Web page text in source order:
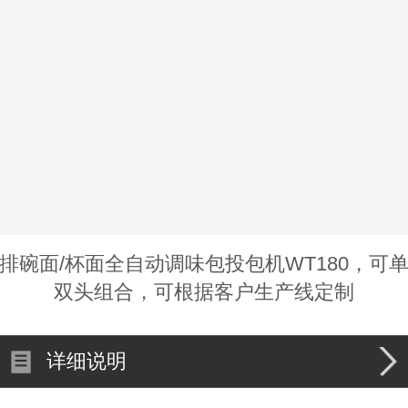
碗面/杯面全自动调味包投包机WT180，可
双头组合，可根据客户生产线定制
详细说明